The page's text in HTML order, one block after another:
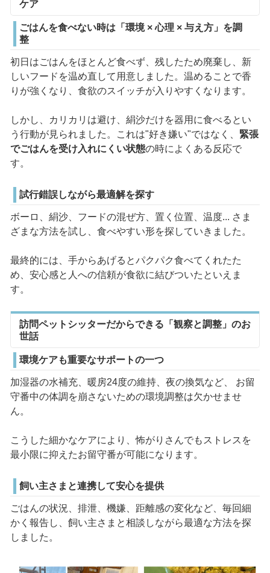
ケア
ごはんを食べない時は「環境 × 心理 × 与え方」を調
整
初日はごはんをほとんど食べず、残したため廃棄し、新
しいフードを温め直して用意しました。温めることで香
りが強くなり、食欲のスイッチが入りやすくなります。
しかし、カリカリは避け、絹沙だけを器用に食べるとい
う行動が見られました。これは"好き嫌い"ではなく、 緊張
でごはんを受け入れにくい状態の時によくある反応で
す。
試行錯誤しながら最適解を探す
ボーロ、絹沙、フードの混ぜ方、置く位置、温度... さま
ざまな方法を試し、食べやすい形を探していきました。
最終的には、手からあげるとパクパク食べてくれたた
め、安心感と人への信頼が食欲に結びついたといえま
す。
訪問ペットシッターだからできる「観察と調整」のお
世話
環境ケアも重要なサポートの一つ
加湿器の水補充、暖房24度の維持、夜の換気など、 お留
守番中の体調を崩さないための環境調整は欠かせませ
ん。
こうした細かなケアにより、怖がりさんでもストレスを
最小限に抑えたお留守番が可能になります。
飼い主さまと連携して安心を提供
ごはんの状況、排泄、機嫌、距離感の変化など、毎回細
かく報告し、飼い主さまと相談しながら最適な方法を探
しました。